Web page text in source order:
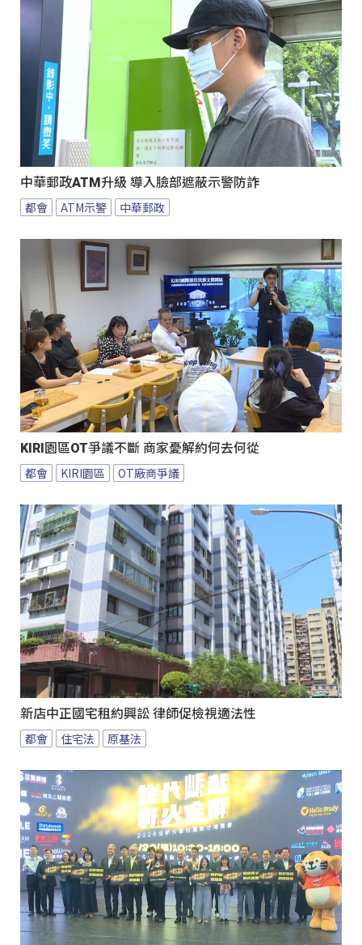
中華郵政ATM升級 導入臉部遮蔽示警防詐
都會 ATM示警 中華郵政
KIRI園區OT爭議不斷 商家憂解約何去何從
都會 KIRI園區 OT廠商爭議
新店中正國宅租約興訟 律師促檢視適法性
都會 住宅法 原基法